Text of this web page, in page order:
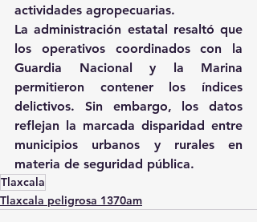
actividades agropecuarias.
La administración estatal resaltó que
los operativos coordinados con la
Guardia Nacional y la Marina
permitieron contener los índices
delictivos. Sin embargo, los datos
reflejan la marcada disparidad entre
municipios urbanos y rurales en
materia de seguridad pública.
Tlaxcala
Tlaxcala peligrosa 1370am